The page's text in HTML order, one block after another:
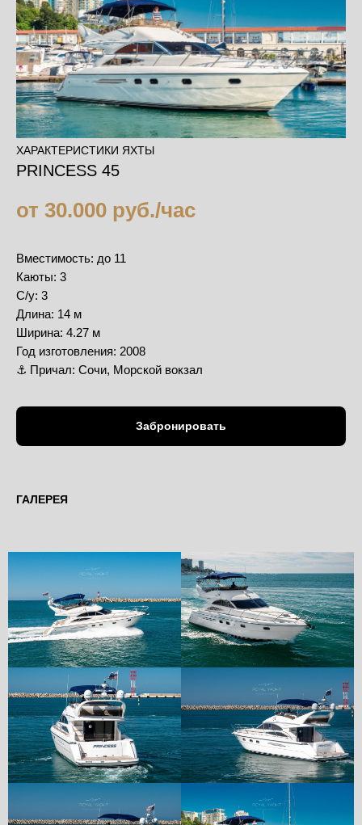
ХАРАКТЕРИСТИКИ ЯХТЫ
PRINCESS 45
от 30.000 руб./час
Вместимость: до 11
Каюты: 3
С/у: 3
Длина: 14 м
Ширина: 4.27 м
Год изготовления: 2008
⚓️ Причал: Сочи, Морской вокзал
Забронировать
ГАЛЕРЕЯ